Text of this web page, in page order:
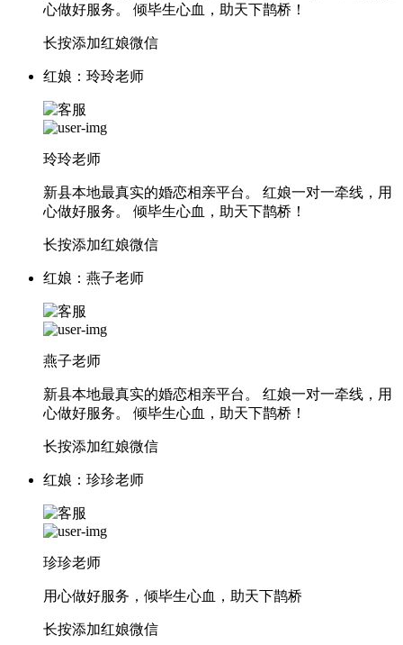
心做好服务。 倾毕生心血，助天下鹊桥！
长按添加红娘微信
红娘：玲玲老师
玲玲老师
新县本地最真实的婚恋相亲平台。 红娘一对一牵线，用
心做好服务。 倾毕生心血，助天下鹊桥！
长按添加红娘微信
红娘：燕子老师
燕子老师
新县本地最真实的婚恋相亲平台。 红娘一对一牵线，用
心做好服务。 倾毕生心血，助天下鹊桥！
长按添加红娘微信
红娘：珍珍老师
珍珍老师
用心做好服务，倾毕生心血，助天下鹊桥
长按添加红娘微信